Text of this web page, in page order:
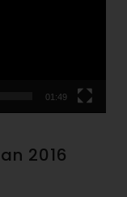
01:49
2016